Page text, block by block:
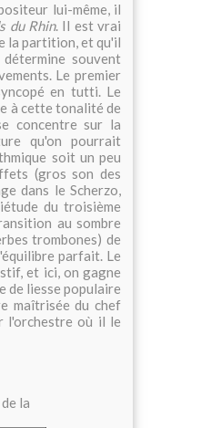
lui-même, il
du Rhin. Il est vrai
la partition, et qu'il
souvent
Le premier
en tutti. Le
à cette tonalité de
concentre sur la
qu'on pourrait
soit un peu
(gros son des
dans le Scherzo,
du troisième
au sombre
trombones) de
parfait. Le
et ici, on gagne
de liesse populaire
maîtrisée du chef
l'orchestre où il le
la